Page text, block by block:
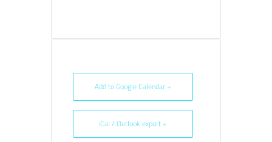
+ Add to Google Calendar
+ iCal / Outlook export